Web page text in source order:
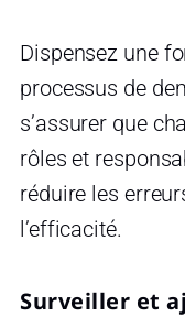
Dispensez une
processus de
s’assurer que
rôles et
réduire les
l’efficacité.
Surveiller et